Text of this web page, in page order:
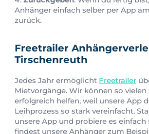
Anhänger einfach selber per App
zurück.
Freetrailer
Tirschenreuth
Jedes Jahr ermöglicht Freetrailer
Mietvorgänge. Wir können so
erfolgreich helfen, weil unsere App
Leihprozess so stark vereinfacht.
unsere App und probiere es einfach
findest unsere Anhänger zum